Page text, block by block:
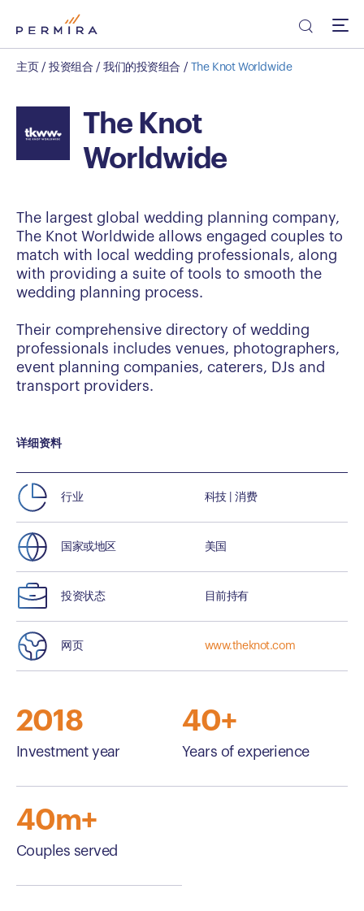
主页 / 投资组合 / 我们的投资组合 / The Knot Worldwide
The Knot
Worldwide
The largest global wedding planning company,
The Knot Worldwide allows engaged couples to
match with local wedding professionals, along
with providing a suite of tools to smooth the
wedding planning process.
Their comprehensive directory of wedding
professionals includes venues, photographers,
event planning companies, caterers, DJs and
transport providers.
详细资料
行业 科技 | 消费
国家或地区 美国
投资状态 目前持有
网页 www.theknot.com
2018
Investment year
40+
Years of experience
40m+
Couples served